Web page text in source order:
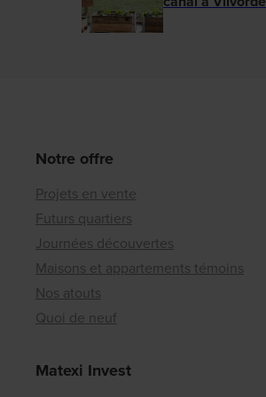
Notre offre
Projets en vente
Futurs quartiers
Journées découvertes
Maisons et appartements témoins
Nos atouts
Quoi de neuf
Matexi Invest